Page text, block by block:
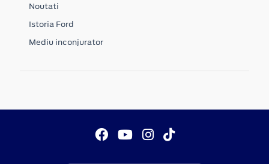
Noutati
Istoria Ford
Mediu inconjurator